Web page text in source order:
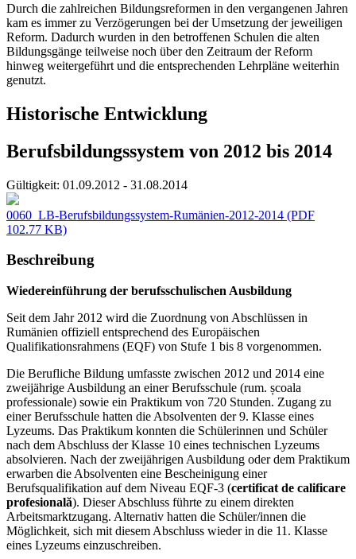
Durch die zahlreichen Bildungsreformen in den vergangenen Jahren
kam es immer zu Verzögerungen bei der Umsetzung der jeweiligen
Reform. Dadurch wurden in den betroffenen Schulen die alten
Bildungsgänge teilweise noch über den Zeitraum der Reform
hinweg weitergeführt und die entsprechenden Lehrpläne weiterhin
genutzt.
Historische Entwicklung
Berufsbildungssystem von 2012 bis 2014
Gültigkeit: 01.09.2012 - 31.08.2014
0060_LB-Berufsbildungssystem-Rumänien-2012-2014 (PDF
102.77 KB)
Beschreibung
Wiedereinführung der berufsschulischen Ausbildung
Seit dem Jahr 2012 wird die Zuordnung von Abschlüssen in
Rumänien offiziell entsprechend des Europäischen
Qualifikationsrahmens (EQF) von Stufe 1 bis 8 vorgenommen.
Die Berufliche Bildung umfasste zwischen 2012 und 2014 eine
zweijährige Ausbildung an einer Berufsschule (rum. școala
professionale) sowie ein Praktikum von 720 Stunden. Zugang zu
einer Berufsschule hatten die Absolventen der 9. Klasse eines
Lyzeums. Das Praktikum konnten die Schülerinnen und Schüler
nach dem Abschluss der Klasse 10 eines technischen Lyzeums
absolvieren. Nach der zweijährigen Ausbildung oder dem Praktikum
erwarben die Absolventen eine Bescheinigung einer
Berufsqualifikation auf dem Niveau EQF-3 (certificat de calificare
profesională). Dieser Abschluss führte zu einem direkten
Arbeitsmarktzugang. Alternativ hatten die Schüler/innen die
Möglichkeit, sich mit diesem Abschluss wieder in die 11. Klasse
eines Lyzeums einzuschreiben.